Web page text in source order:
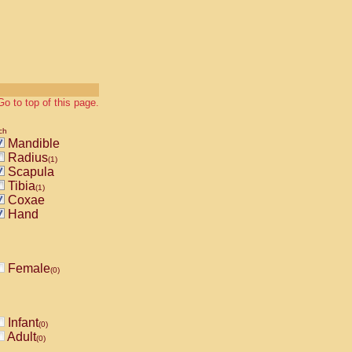
to top of this page.
Mandible
Radius(1)
Scapula
Tibia(1)
Coxae
Hand
Female(0)
Infant(0)
Adult(0)